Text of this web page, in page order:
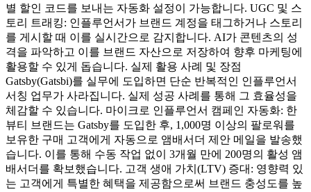
별 할인 코드를 보내는 자동화 설정이 가능합니다. UGC 및 스
토리 트래킹: 인플루언서가 브랜드 계정을 태그하거나 스토리
를 게시할 때 이를 실시간으로 감지합니다. AI가 콘텐츠의 성
격을 파악하고 이를 브랜드 자산으로 저장하여 향후 마케팅에
활용할 수 있게 돕습니다. 실제 활용 사례 및 장점
Gatsby(Gatsbi)를 실무에 도입하면 단순 반복적인 인플루언서
서칭 업무가 사라집니다. 실제 성공 사례를 통해 그 효율성을
체감할 수 있습니다. 마이크로 인플루언서 캠페인 자동화: 한
뷰티 브랜드는 Gatsby를 도입한 후, 1,000명 이상의 팔로워를
보유한 구매 고객에게 자동으로 앰배서더 제안 메일을 발송했
습니다. 이를 통해 수동 작업 없이 3개월 만에 200명의 활성 앰
배서더를 확보했습니다. 고객 생애 가치(LTV) 증대: 영향력 있
는 고객에게 특별한 혜택을 제공함으로써 브랜드 충성도를 높